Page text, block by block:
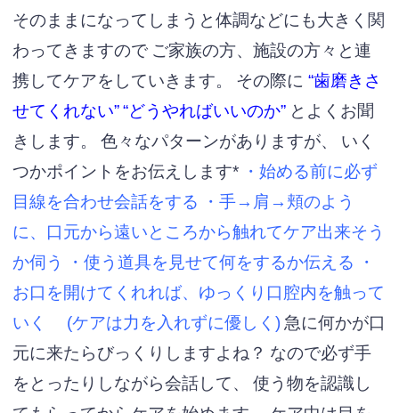
そのままになってしまうと体調などにも大きく関
わってきますので ご家族の方、施設の方々と連
携してケアをしていきます。 その際に“歯磨きさ
せてくれない” “どうやればいいのか” とよくお聞
きします。
色々なパターンがありますが、
いく
つかポイントをお伝えします* ・始める前に必ず
目線を合わせ会話をする
・手→肩→頬のよう
に、口元から遠いところから触れてケア出来そう
か伺う
・使う道具を見せて何をするか伝える
・
お口を開けてくれれば、ゆっくり口腔内を触って
いく
(ケアは力を入れずに優しく) 急に何かが口
元に来たらびっくりしますよね？ なので必ず手
をとったりしながら会話して、
使う物を認識し